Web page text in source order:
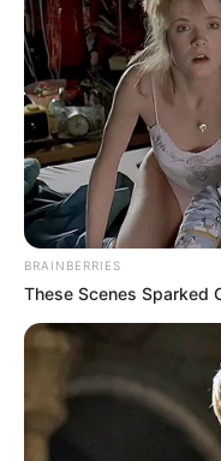
Yellowstone ”
BRAINBERRIES
These Scenes Sparked